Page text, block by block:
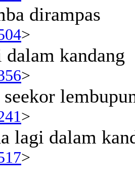
dirampas
>
dalam kandang
>
seekor
>
lagi dalam
>